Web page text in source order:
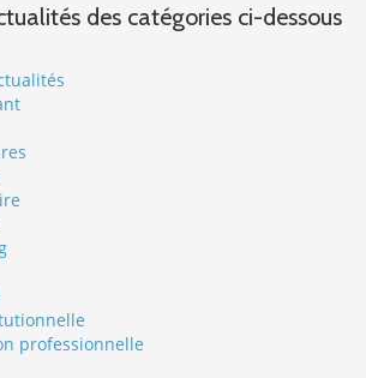
des catégories ci-dessous
professionnelle